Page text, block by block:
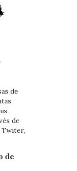
de
de
Twiter,
de